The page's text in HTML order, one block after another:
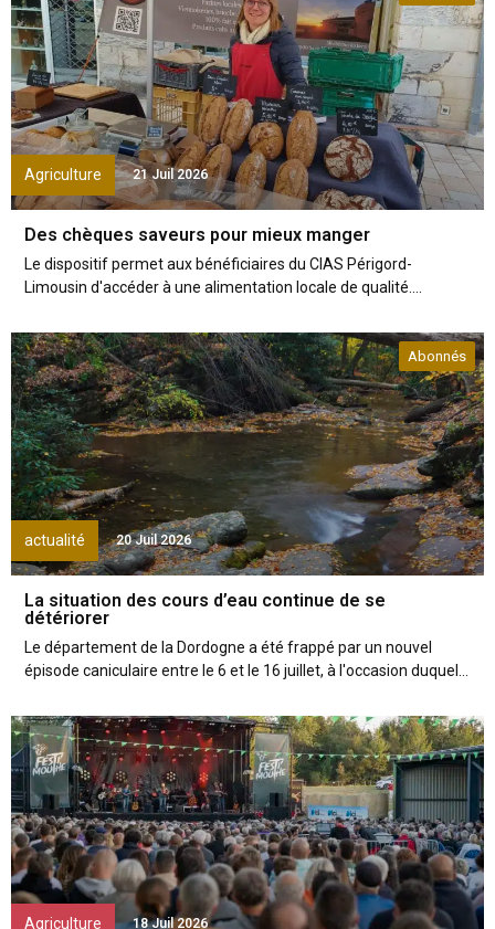
Agriculture 21 Juil 2026
Des chèques saveurs pour mieux manger
Le dispositif permet aux bénéficiaires du CIAS Périgord-
Limousin d'accéder à une alimentation locale de qualité....
actualité
Abonnés
20 Juil 2026
La situation des cours d’eau continue de se
détériorer
Le département de la Dordogne a été frappé par un nouvel
épisode caniculaire entre le 6 et le 16 juillet, à l'occasion duquel...
Agriculture 18 Juil 2026